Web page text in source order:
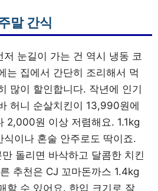
말 간식
저 눈길이 가는 건 역시 냉동 코
는 집에서 간단히 조리해서 먹
많이 할인합니다. 작년에 인기
허니 순살치킨이 13,990원에
2,000원 이상 저렴해요. 1.1kg
이나 혼술 안주로도 딱이죠.
돌리면 바삭하고 달콤한 치킨
추천은 CJ 꼬마돈까스 1.4kg
할 수 있어요. 한입 크기로 잘